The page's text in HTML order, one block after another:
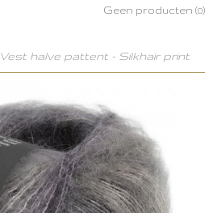
Geen producten (0)
Vest halve pattent - Silkhair print